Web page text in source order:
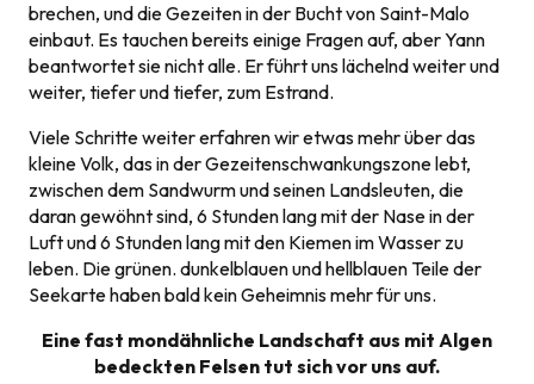
brechen, und die Gezeiten in der Bucht von Saint-Malo
einbaut. Es tauchen bereits einige Fragen auf, aber Yann
beantwortet sie nicht alle. Er führt uns lächelnd weiter und
weiter, tiefer und tiefer, zum Estrand.
Viele Schritte weiter erfahren wir etwas mehr über das
kleine Volk, das in der Gezeitenschwankungszone lebt,
zwischen dem Sandwurm und seinen Landsleuten, die
daran gewöhnt sind, 6 Stunden lang mit der Nase in der
Luft und 6 Stunden lang mit den Kiemen im Wasser zu
leben. Die grünen. dunkelblauen und hellblauen Teile der
Seekarte haben bald kein Geheimnis mehr für uns.
Eine fast mondähnliche Landschaft aus mit Algen
bedeckten Felsen tut sich vor uns auf.